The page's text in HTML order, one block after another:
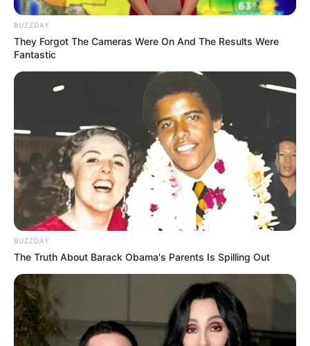
Serem! 9 Chat Ojek Online &
Pelanggan Ini Bikin Auto
Merinding
BUZZDAY
They Forgot The Cameras Were On And The Results Were
Fantastic
BUZZDAY
The Truth About Barack Obama's Parents Is Spilling Out